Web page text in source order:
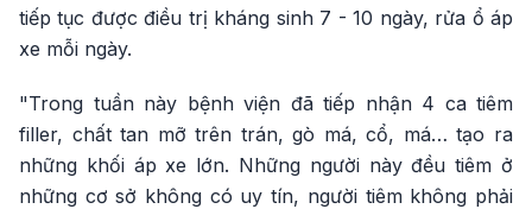
tiếp tục được điều trị kháng sinh 7 - 10 ngày, rửa ổ áp
xe mỗi ngày.
"Trong tuần này bệnh viện đã tiếp nhận 4 ca tiêm
filler, chất tan mỡ trên trán, gò má, cổ, má… tạo ra
những khối áp xe lớn. Những người này đều tiêm ở
những cơ sở không có uy tín, người tiêm không phải